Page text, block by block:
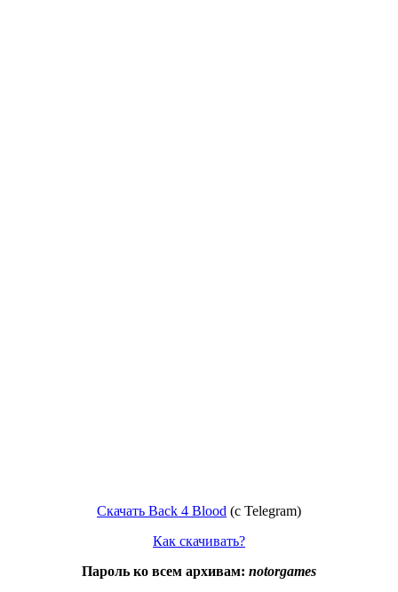
Скачать Back 4 Blood (c Telegram)
Как скачивать?
Пароль ко всем архивам: notorgames